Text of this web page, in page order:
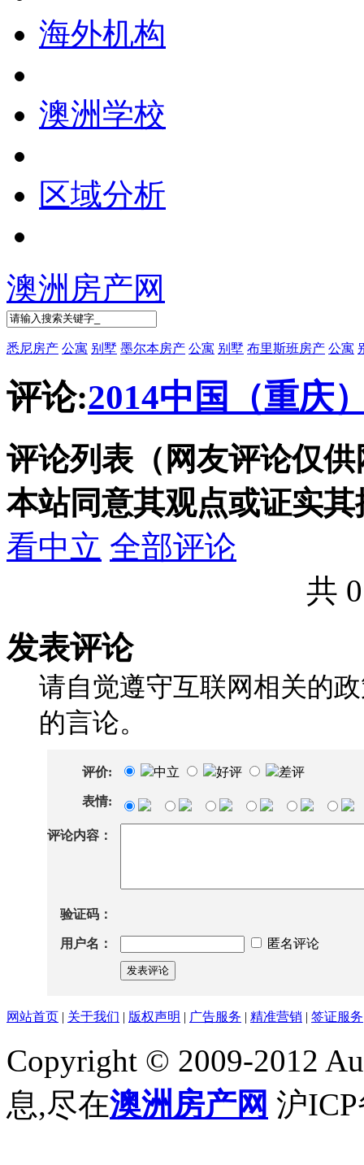
海外机构
澳洲学校
区域分析
澳洲房产网
悉尼房产 公寓 别墅 墨尔本房产 公寓 别墅 布里斯班房产 公寓
评论:2014中国（重庆
评论列表（网友评论仅
本站同意其观点或证实其
看中立 全部评论
共
发表评论
请自觉遵守互联网相关的
的言论。
评价: 中立 好评 差评
表情:
评论内容：
验证码：
用户名： 匿名评论
发表评论
网站首页 | 关于我们 | 版权声明 | 广告服务 | 精准营销 | 签证服务
Copyright © 2009-2012
息,尽在澳洲房产网 沪